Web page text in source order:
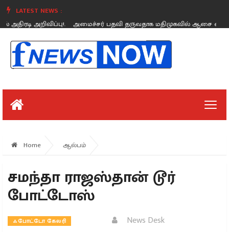
LATEST NEWS :
அமைச்சர் பதவி தருவதாக மதிமுகவில் ஆசை வார்த்தை
Friday, August 26
Home ஆல்பம்
சமந்தா ராஜஸ்தான் டூர்
போட்டோஸ்
ஃபோட்டோ கேலரி
News Desk